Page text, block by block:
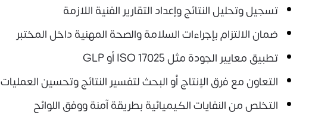
تسجيل وتحليل النتائج وإعداد التقارير الفنية اللازمة
ضمان الالتزام بإجراءات السلامة والصحة المهنية داخل المختبر
تطبيق معايير الجودة مثل ISO 17025 أو GLP
التعاون مع فرق الإنتاج أو البحث لتفسير النتائج وتحسين العمليات
التخلص من النفايات الكيميائية بطريقة آمنة ووفق اللوائح